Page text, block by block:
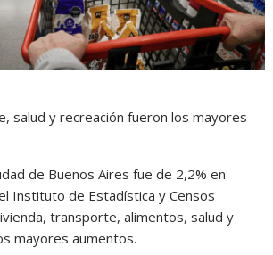
salud y recreación fueron los mayores
de Buenos Aires fue de 2,2% en
Instituto de Estadística y Censos
transporte, alimentos, salud y
mayores aumentos.